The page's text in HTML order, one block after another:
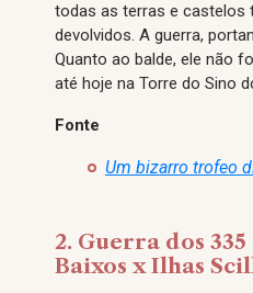
todas as terras e castelos
devolvidos. A guerra,
Quanto ao balde, ele não
até hoje na Torre do Sino
Fonte
Um bizarro trofeo
2. Guerra dos 335
Baixos x Ilhas